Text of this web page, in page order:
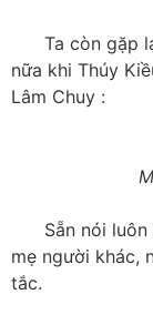
Ta còn gặp
nữa khi Thúy
Lâm Chuy :
Một NHÀ
Sẵn nói luôn
mẹ người khác,
tắc.